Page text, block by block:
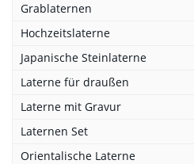
Grablaternen
Hochzeitslaterne
Japanische Steinlaterne
Laterne für draußen
Laterne mit Gravur
Laternen Set
Orientalische Laterne